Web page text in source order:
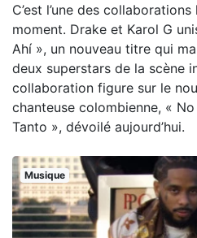
C’est l’une des
moment. Drake et Karol G
Ahí », un nouveau titre qui
deux superstars de la scène
collaboration figure sur le
chanteuse colombienne, «
Tanto », dévoilé aujourd’hui.
Musique